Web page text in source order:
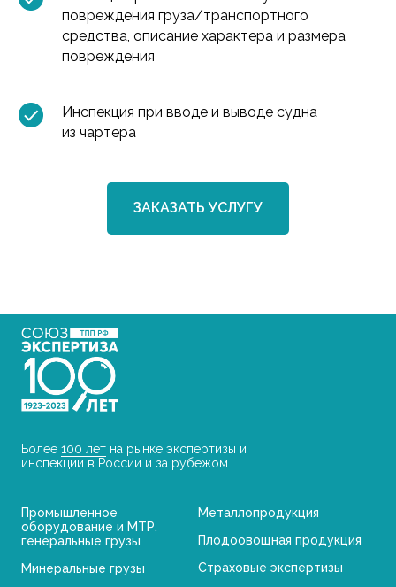
повреждения груза/транспортного
средства, описание характера и размера
повреждения
Инспекция при вводе и выводе судна
из чартера
ЗАКАЗАТЬ УСЛУГУ
Более 100 лет на рынке экспертизы и
инспекции в России и за рубежом.
Промышленное
оборудование и МТР,
генеральные грузы
Минеральные грузы
Металлопродукция
Плодоовощная продукция
Страховые экспертизы